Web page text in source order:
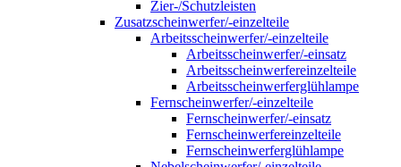
Zier-/Schutzleisten
Zusatzscheinwerfer/-einzelteile
Arbeitsscheinwerfer/-einzelteile
Arbeitsscheinwerfer/-einsatz
Arbeitsscheinwerfereinzelteile
Arbeitsscheinwerferglühlampe
Fernscheinwerfer/-einzelteile
Fernscheinwerfer/-einsatz
Fernscheinwerfereinzelteile
Fernscheinwerferglühlampe